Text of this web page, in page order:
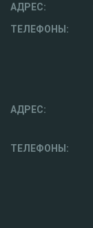
АДРЕС:
ТЕЛЕФОНЫ:
АДРЕС:
ТЕЛЕФОНЫ: